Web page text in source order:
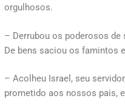
orgulhosos.
– Derrubou os poderosos
De bens saciou os famintos
– Acolheu Israel, seu
prometido aos nossos pais,